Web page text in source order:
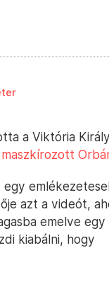
a Viktória
egy
azt a videót,
emelve
kiabálni, hogy